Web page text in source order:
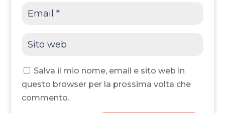
Salva il mio nome, email e sito web in
questo browser per la prossima volta che
commento.